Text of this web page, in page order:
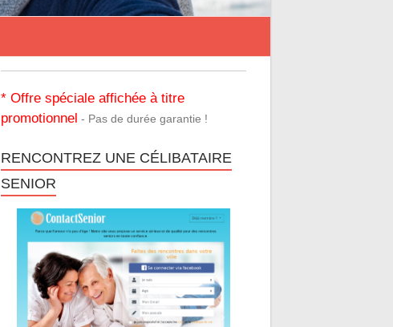
* Offre spéciale affichée à titre
promotionnel - Pas de durée garantie !
RENCONTREZ UNE CÉLIBATAIRE
SENIOR